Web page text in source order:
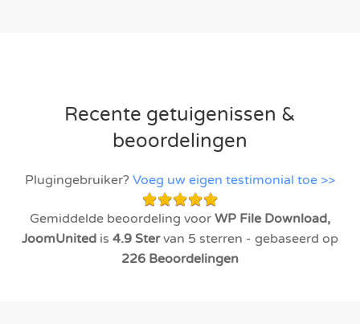
Recente getuigenissen &
beoordelingen
Plugingebruiker? Voeg uw eigen testimonial toe >>
Gemiddelde beoordeling voor WP File Download,
JoomUnited is 4.9 Stervan 5 sterren - gebaseerd op
226 Beoordelingen